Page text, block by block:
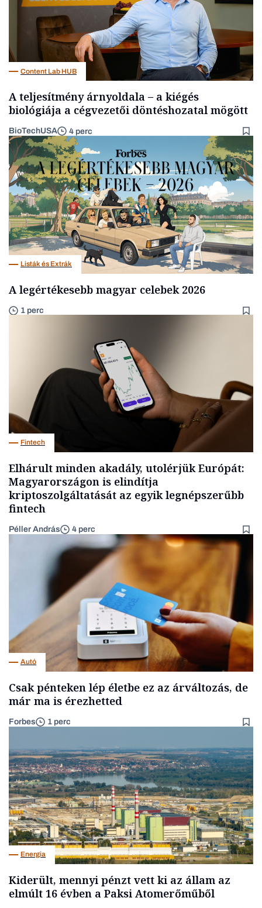
Content Lab HUB
A teljesítmény árnyoldala – a kiégés
biológiája a cégvezetői döntéshozatal mögött
BioTechUSA 4 perc
Listák és Extrák
A legértékesebb magyar celebek 2026
1 perc
Fintech
Elhárult minden akadály, utolérjük Európát:
Magyarországon is elindítja
kriptoszolgáltatását az egyik legnépszerűbb
fintech
Péller András 4 perc
Autó
Csak pénteken lép életbe ez az árváltozás, de
már ma is érezhetted
Forbes 1 perc
Energia
Kiderült, mennyi pénzt vett ki az állam az
elmúlt 16 évben a Paksi Atomerőműből